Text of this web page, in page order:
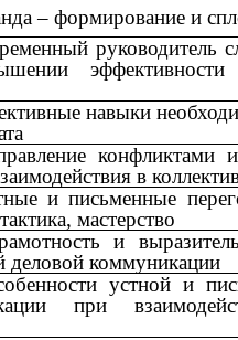
– формирование и
руководитель
эффективности
навыки
конфликтами
в
и письменные
мастерство
и
деловой коммуникации
устной и
при